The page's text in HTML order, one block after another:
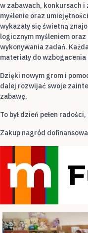
w zabawach, konkursach
myślenie oraz
wykazały się świetną
logicznym myśleniem
wykonywania zadań.
materiały do
Dzięki nowym grom i
dalej rozwijać swoje
zabawę.
To był dzień pełen
Zakup nagród